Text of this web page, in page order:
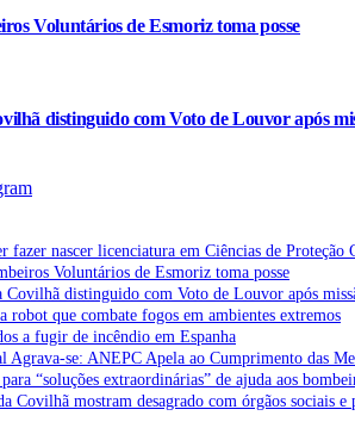
Voluntários de Esmoriz toma posse
distinguido com Voto de Louvor após
fazer nascer licenciatura em Ciências de Proteção
Voluntários de Esmoriz toma posse
Covilhã distinguido com Voto de Louvor após
robot que combate fogos em ambientes extremos
a fugir de incêndio em Espanha
Agrava-se: ANEPC Apela ao Cumprimento das
“soluções extraordinárias” de ajuda aos
Covilhã mostram desagrado com órgãos sociais